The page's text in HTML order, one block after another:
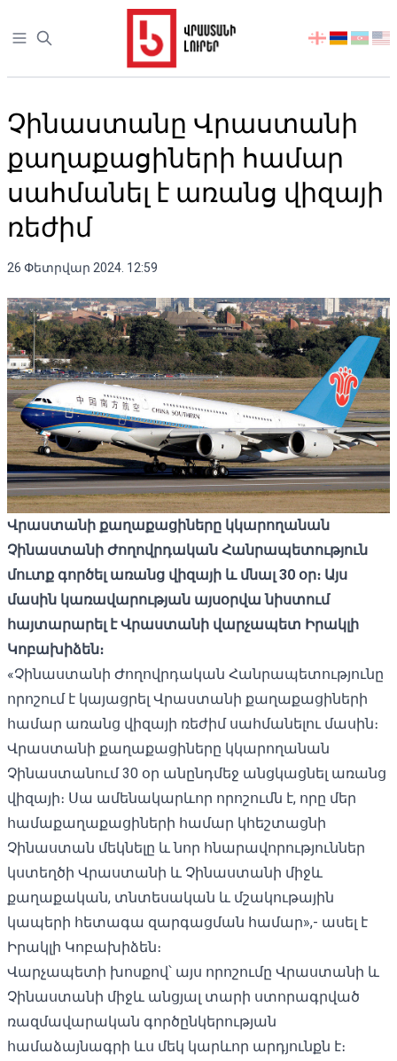
Open sidebar
აირჩიეთ
Չինաստանը Վրաստանի
քաղաքացիների համար
սահմանել է առանց վիզայի
ռեժիմ
26 Փետրվար 2024. 12:59
Վրաստանի քաղաքացիները կկարողանան
Չինաստանի Ժողովրդական Հանրապետություն
մուտք գործել առանց վիզայի և մնալ 30 օր։ Այս
մասին կառավարության այսօրվա նիստում
հայտարարել է Վրաստանի վարչապետ Իրակլի
Կոբախիձեն։
«Չինաստանի Ժողովրդական Հանրապետությունը
որոշում է կայացրել Վրաստանի քաղաքացիների
համար առանց վիզայի ռեժիմ սահմանելու մասին։
Վրաստանի քաղաքացիները կկարողանան
Չինաստանում 30 օր անընդմեջ անցկացնել առանց
վիզայի։ Սա ամենակարևոր որոշումն է, որը մեր
համաքաղաքացիների համար կհեշտացնի
Չինաստան մեկնելը և նոր հնարավորություններ
կստեղծի Վրաստանի և Չինաստանի միջև
քաղաքական, տնտեսական և մշակութային
կապերի հետագա զարգացման համար»,- ասել է
Իրակլի Կոբախիձեն։
Վարչապետի խոսքով՝ այս որոշումը Վրաստանի և
Չինաստանի միջև անցյալ տարի ստորագրված
ռազմավարական գործընկերության
համաձայնագրի ևս մեկ կարևոր արդյունքն է։